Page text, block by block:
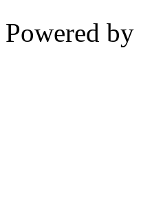
Powered by